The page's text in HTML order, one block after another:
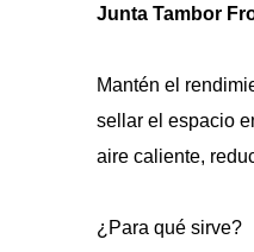
Junta Tambor
Mantén el
sellar el espacio
aire caliente,
¿Para qué sirve?